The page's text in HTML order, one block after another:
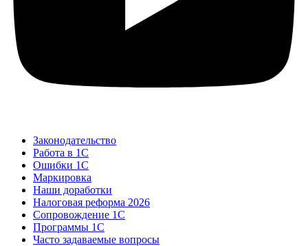
Законодательство
Работа в 1С
Ошибки 1С
Маркировка
Наши доработки
Налоговая реформа 2026
Сопровождение 1С
Программы 1С
Часто задаваемые вопросы